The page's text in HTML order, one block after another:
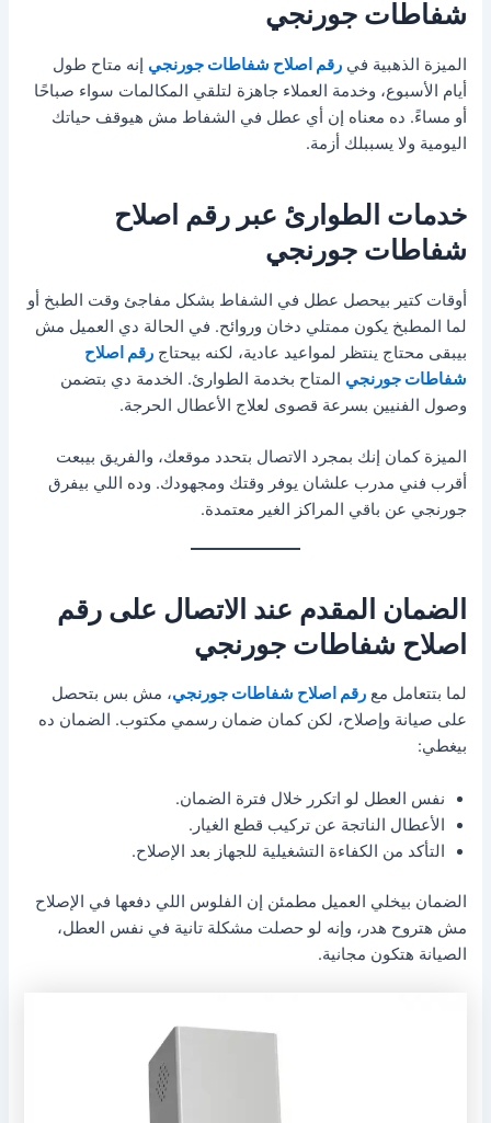
شفاطات جورنجي
الميزة الذهبية فيرقم اصلاح شفاطات جورنجي إنه متاح طول
أيام الأسبوع، وخدمة العملاء جاهزة لتلقي المكالمات سواء صباحًا
أو مساءً. ده معناه إن أي عطل في الشفاط مش هيوقف حياتك
اليومية ولا يسببلك أزمة.
خدمات الطوارئ عبر رقم اصلاح
شفاطات جورنجي
أوقات كتير بيحصل عطل في الشفاط بشكل مفاجئ وقت الطبخ أو
لما المطبخ يكون ممتلي دخان وروائح. في الحالة دي العميل مش
بيبقى محتاج ينتظر لمواعيد عادية، لكنه بيحتاجرقم اصلاح
شفاطات جورنجي المتاح بخدمة الطوارئ. الخدمة دي بتضمن
وصول الفنيين بسرعة قصوى لعلاج الأعطال الحرجة.
الميزة كمان إنك بمجرد الاتصال بتحدد موقعك، والفريق بيبعت
أقرب فني مدرب علشان يوفر وقتك ومجهودك. وده اللي بيفرق
جورنجي عن باقي المراكز الغير معتمدة.
الضمان المقدم عند الاتصال على رقم
اصلاح شفاطات جورنجي
لما بتتعامل معرقم اصلاح شفاطات جورنجي، مش بس بتحصل
على صيانة وإصلاح، لكن كمان ضمان رسمي مكتوب. الضمان ده
بيغطي:
نفس العطل لو اتكرر خلال فترة الضمان.
الأعطال الناتجة عن تركيب قطع الغيار.
التأكد من الكفاءة التشغيلية للجهاز بعد الإصلاح.
الضمان بيخلي العميل مطمئن إن الفلوس اللي دفعها في الإصلاح
مش هتروح هدر، وإنه لو حصلت مشكلة تانية في نفس العطل،
الصيانة هتكون مجانية.